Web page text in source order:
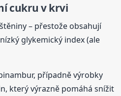
cukru v krvi
– přestože obsahují
glykemický index (ale
případně výrobky
který výrazně pomáhá snížit